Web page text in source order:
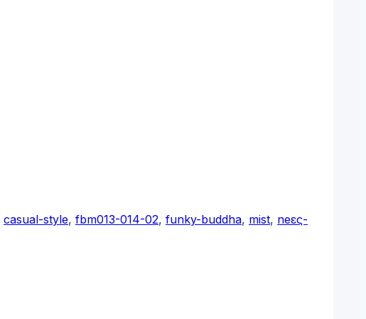
casual-style, fbm013-014-02, funky-buddha, mist, neες-